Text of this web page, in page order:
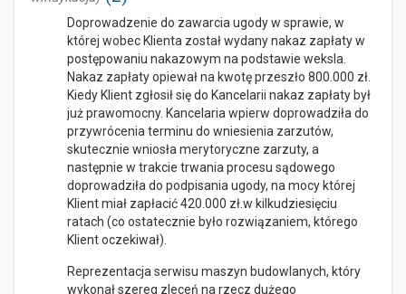
Doprowadzenie do zawarcia ugody w sprawie, w
której wobec Klienta został wydany nakaz zapłaty w
postępowaniu nakazowym na podstawie weksla.
Nakaz zapłaty opiewał na kwotę przeszło 800.000 zł.
Kiedy Klient zgłosił się do Kancelarii nakaz zapłaty był
już prawomocny. Kancelaria wpierw doprowadziła do
przywrócenia terminu do wniesienia zarzutów,
skutecznie wniosła merytoryczne zarzuty, a
następnie w trakcie trwania procesu sądowego
doprowadziła do podpisania ugody, na mocy której
Klient miał zapłacić 420.000 zł.w kilkudziesięciu
ratach (co ostatecznie było rozwiązaniem, którego
Klient oczekiwał).
Reprezentacja serwisu maszyn budowlanych, który
wykonał szereg zleceń na rzecz dużego